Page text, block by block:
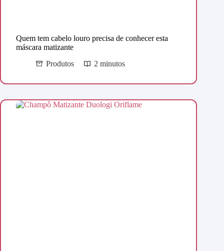
Quem tem cabelo louro precisa de conhecer esta
máscara matizante
Produtos
2 minutos